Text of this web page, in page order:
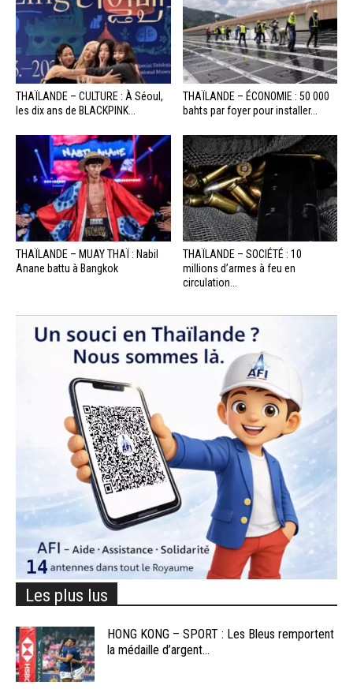
THAÏLANDE – CULTURE : À Séoul,
les dix ans de BLACKPINK...
THAÏLANDE – ÉCONOMIE : 50 000
bahts par foyer pour installer...
THAÏLANDE – MUAY THAÏ : Nabil
Anane battu à Bangkok
THAÏLANDE – SOCIÉTÉ : 10
millions d’armes à feu en
circulation...
Les plus lus
HONG KONG – SPORT : Les Bleus remportent
la médaille d’argent...